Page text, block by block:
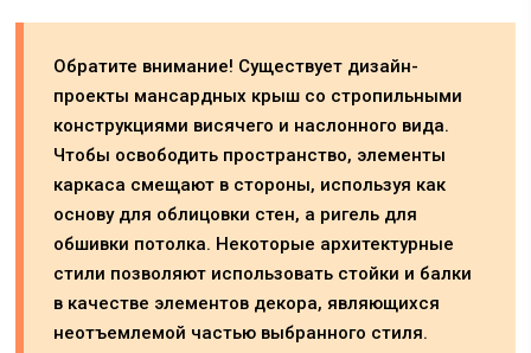
Обратите внимание! Существует дизайн-
проекты мансардных крыш со стропильными
конструкциями висячего и наслонного вида.
Чтобы освободить пространство, элементы
каркаса смещают в стороны, используя как
основу для облицовки стен, а ригель для
обшивки потолка. Некоторые архитектурные
стили позволяют использовать стойки и балки
в качестве элементов декора, являющихся
неотъемлемой частью выбранного стиля.